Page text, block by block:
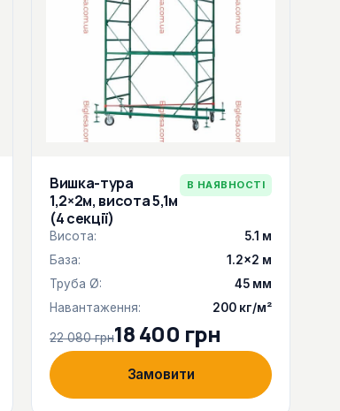
Вишка-тура
1,2×2м, висота 5,1м
(4 секції)
В НАЯВНОСТІ
Висота:
5.1 м
База:
1.2×2 м
Труба Ø:
45 мм
Навантаження:
200 кг/м²
22 080 грн18 400 грн
Замовити